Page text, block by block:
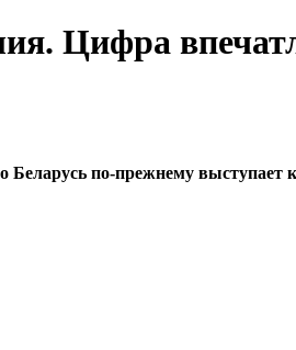
Цифра
Беларусь по-прежнему